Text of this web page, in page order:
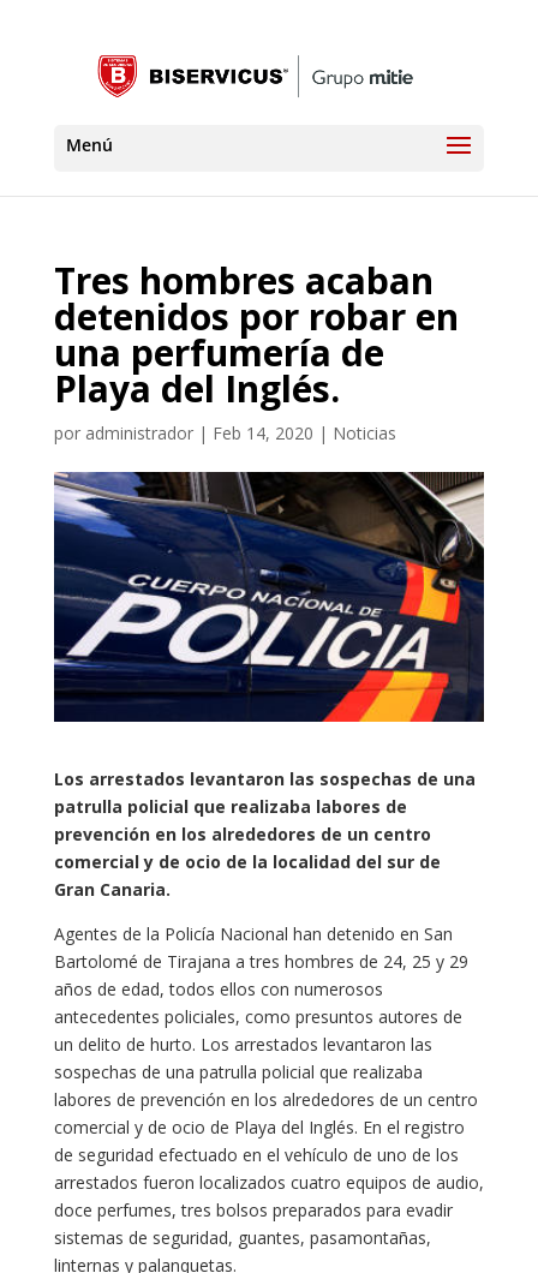
Tres hombres acaban
detenidos por robar en
una perfumería de
Playa del Inglés.
por administrador| Feb 14, 2020 | Noticias
Los arrestados levantaron las sospechas de una
patrulla policial que realizaba labores de
prevención en los alrededores de un centro
comercial y de ocio de la localidad del sur de
Gran Canaria.
Agentes de la Policía Nacional han detenido en San
Bartolomé de Tirajana a tres hombres de 24, 25 y 29
años de edad, todos ellos con numerosos
antecedentes policiales, como presuntos autores de
un delito de hurto. Los arrestados levantaron las
sospechas de una patrulla policial que realizaba
labores de prevención en los alrededores de un centro
comercial y de ocio de Playa del Inglés. En el registro
de seguridad efectuado en el vehículo de uno de los
arrestados fueron localizados cuatro equipos de audio,
doce perfumes, tres bolsos preparados para evadir
sistemas de seguridad, guantes, pasamontañas,
linternas y palanquetas.